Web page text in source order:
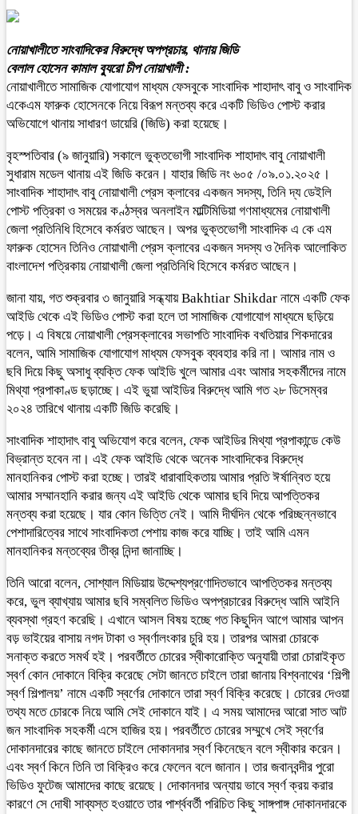
নোয়াখালীতে সাংবাদিকের বিরুদ্ধে অপপ্রচার, থানায় জিডি
বেলাল হোসেন কামাল ব্যুরো চীপ নোয়াখালী :
নোয়াখালীতে সামাজিক যোগাযোগ মাধ্যম ফেসবুকে সাংবাদিক শাহাদাৎ বাবু ও সাংবাদিক
একেএম ফারুক হোসেনকে নিয়ে বিরূপ মন্তব্য করে একটি ভিডিও পোস্ট করার
অভিযোগে থানায় সাধারণ ডায়েরি (জিডি) করা হয়েছে।
বৃহস্পতিবার (৯ জানুয়ারি) সকালে ভুক্তভোগী সাংবাদিক শাহাদাৎ বাবু নোয়াখালী
সুধারাম মডেল থানায় এই জিডি করেন। যাহার জিডি নং ৬০৫ /০৯.০১.২০২৫।
সাংবাদিক শাহাদাৎ বাবু নোয়াখালী প্রেস ক্লাবের একজন সদস্য, তিনি দ্য ডেইলি
পোস্ট পত্রিকা ও সময়ের কণ্ঠস্বর অনলাইন মাল্টিমিডিয়া গণমাধ্যমের নোয়াখালী
জেলা প্রতিনিধি হিসেবে কর্মরত আছেন। অপর ভুক্তভোগী সাংবাদিক এ কে এম
ফারুক হোসেন তিনিও নোয়াখালী প্রেস ক্লাবের একজন সদস্য ও দৈনিক আলোকিত
বাংলাদেশ পত্রিকায় নোয়াখালী জেলা প্রতিনিধি হিসেবে কর্মরত আছেন।
জানা যায়, গত শুক্রবার ৩ জানুয়ারি সন্ধ্যায় Bakhtiar Shikdar নামে একটি ফেক
আইডি থেকে এই ভিডিও পোস্ট করা হলে তা সামাজিক যোগাযোগ মাধ্যমে ছড়িয়ে
পড়ে। এ বিষয়ে নোয়াখালী প্রেসক্লাবের সভাপতি সাংবাদিক বখতিয়ার শিকদারের
বলেন, আমি সামাজিক যোগাযোগ মাধ্যম ফেসবুক ব্যবহার করি না। আমার নাম ও
ছবি দিয়ে কিছু অসাধু ব্যক্তি ফেক আইডি খুলে আমার এবং আমার সহকর্মীদের নামে
মিথ্যা প্রপাকাণ্ড ছড়াচ্ছে। এই ভুয়া আইডির বিরুদ্ধে আমি গত ২৮ ডিসেম্বর
২০২৪ তারিখে থানায় একটি জিডি করেছি।
সাংবাদিক শাহাদাৎ বাবু অভিযোগ করে বলেন, ফেক আইডির মিথ্যা প্রপাকান্ডে কেউ
বিভ্রান্ত হবেন না। এই ফেক আইডি থেকে অনেক সাংবাদিকের বিরুদ্ধে
মানহানিকর পোস্ট করা হচ্ছে। তারই ধারাবাহিকতায় আমার প্রতি ঈর্ষান্বিত হয়ে
আমার সম্মানহানি করার জন্য এই আইডি থেকে আমার ছবি দিয়ে আপত্তিকর
মন্তব্য করা হয়েছে। যার কোন ভিত্তি নেই। আমি দীর্ঘদিন থেকে পরিচ্ছন্নভাবে
পেশাদারিত্বের সাথে সাংবাদিকতা পেশায় কাজ করে যাচ্ছি। তাই আমি এমন
মানহানিকর মন্তব্যের তীব্র নিন্দা জানাচ্ছি।
তিনি আরো বলেন, সোশ্যাল মিডিয়ায় উদ্দেশ্যপ্রণোদিতভাবে আপত্তিকর মন্তব্য
করে, ভুল ব্যাখ্যায় আমার ছবি সম্বলিত ভিডিও অপপ্রচারের বিরুদ্ধে আমি আইনি
ব্যবস্থা গ্রহণ করেছি। এখানে আসল বিষয় হচ্ছে গত কিছুদিন আগে আমার আপন
বড় ভাইয়ের বাসায় নগদ টাকা ও স্বর্ণালংকার চুরি হয়। তারপর আমরা চোরকে
সনাক্ত করতে সমর্থ হই। পরবর্তীতে চোরের স্বীকারোক্তি অনুযায়ী তারা চোরাইকৃত
স্বর্ণ কোন দোকানে বিক্রি করেছে সেটা জানতে চাইলে তারা জানায় বিশ্বনাথের ‘শিল্পী
স্বর্ণ শিল্পালয়’ নামে একটি স্বর্ণের দোকানে তারা স্বর্ণ বিক্রি করেছে। চোরের দেওয়া
তথ্য মতে চোরকে নিয়ে আমি সেই দোকানে যাই। এ সময় আমাদের আরো সাত আট
জন সাংবাদিক সহকর্মী এসে হাজির হয়। পরবর্তীতে চোরের সম্মুখে সেই স্বর্ণের
দোকানদারের কাছে জানতে চাইলে দোকানদার স্বর্ণ কিনেছেন বলে স্বীকার করেন।
এবং স্বর্ণ কিনে তিনি তা বিক্রিও করে ফেলেন বলে জানান। তার জবানবন্দীর পুরো
ভিডিও ফুটেজ আমাদের কাছে রয়েছে। দোকানদার অন্যায় ভাবে স্বর্ণ ক্রয় করার
কারণে সে দোষী সাব্যস্ত হওয়াতে তার পার্শ্ববর্তী পরিচিত কিছু সাঙ্গপাঙ্গ দোকানদারকে